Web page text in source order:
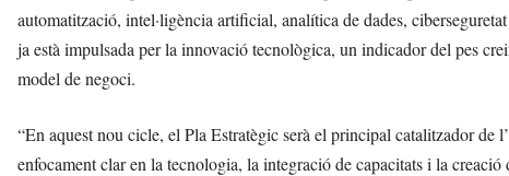
automatització, intel·ligència artificial, analítica de dades,
ja està impulsada per la innovació tecnològica, un indicador del pes
model de negoci.
“En aquest nou cicle, el Pla Estratègic serà el principal catalitzador de
enfocament clar en la tecnologia, la integració de capacitats i la